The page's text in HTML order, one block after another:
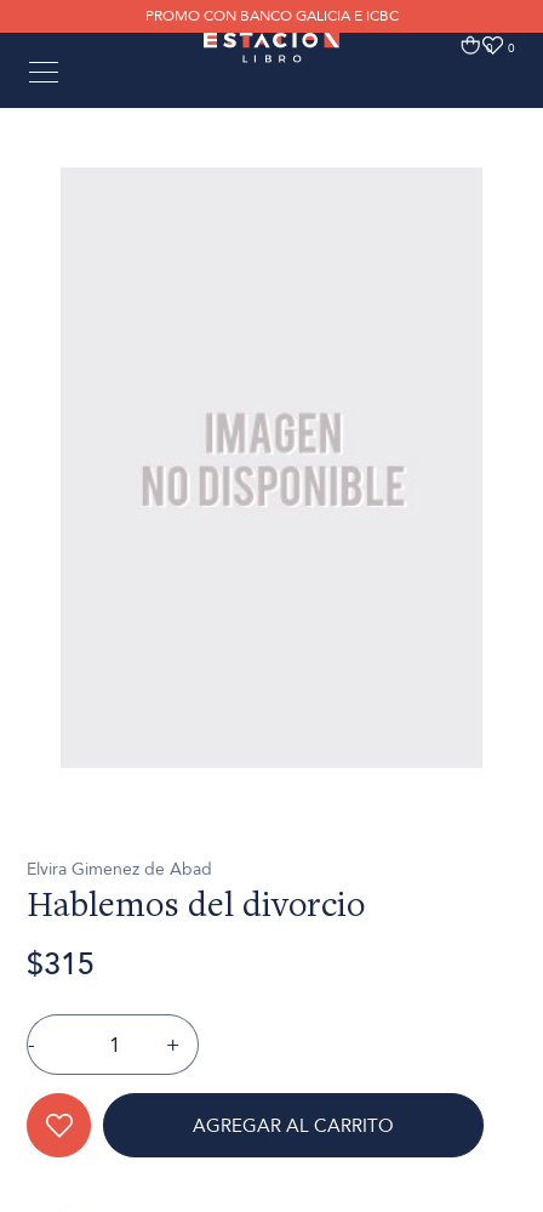
PROMO CON BANCO GALICIA E ICBC
0 0
Elvira Gimenez de Abad
Hablemos del divorcio
$315
- +
AGREGAR AL CARRITO